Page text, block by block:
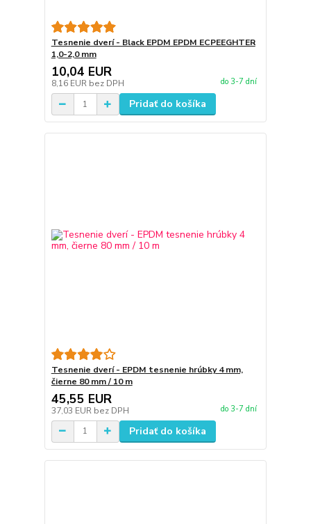
Tesnenie dverí - Black EPDM EPDM ECPEEGHTER
1,0-2,0 mm
10,04 EUR
8,16 EUR bez DPH do 3-7 dní
Pridať do košíka
Tesnenie dverí - EPDM tesnenie hrúbky 4 mm,
čierne 80 mm / 10 m
45,55 EUR
37,03 EUR bez DPH do 3-7 dní
Pridať do košíka